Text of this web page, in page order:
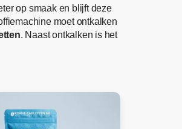
op smaak en blijft deze
moet ontkalken
. Naast ontkalken is het